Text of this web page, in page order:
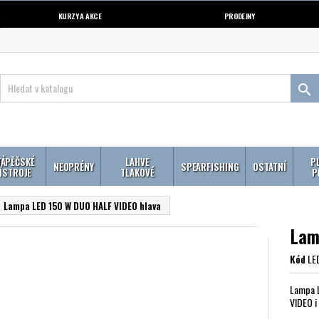
KURZY A AKCE PRODEJNY

NEOPRÉNY LAHVE
TLAKOVÉ SPEARFISHING OSTATNÍ
Lampa LED 150 W DUO HALF VIDEO hlava
Kód
Lampa
VIDEO